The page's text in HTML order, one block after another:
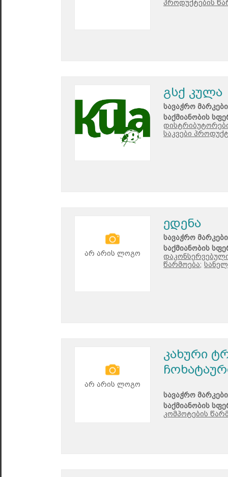
პროდუქტების
გსქ კულა
სავაჭრო
საქმიანობის
საკვები
არ არის ლოგო
ედენა
სავაჭრო
საქმიანობის
წარმოება;
არ არის ლოგო
კახური
სავაჭრო
საქმიანობის
კომპოტების